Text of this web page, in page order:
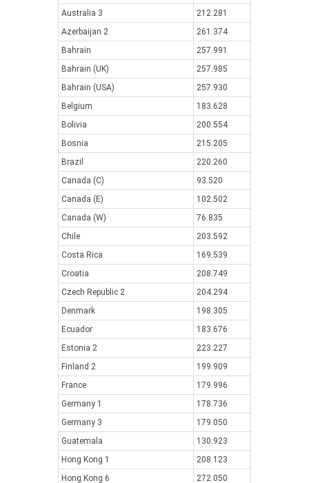
Australia 3
212.281
Azerbaijan 2
261.374
Bahrain
257.991
Bahrain (UK)
257.985
Bahrain (USA)
257.930
Belgium
183.628
Bolivia
200.554
Bosnia
215.205
Brazil
220.260
Canada (C)
93.520
Canada (E)
102.502
Canada (W)
76.835
Chile
203.592
Costa Rica
169.539
Croatia
208.749
Czech Republic 2
204.294
Denmark
198.305
Ecuador
183.676
Estonia 2
223.227
Finland 2
199.909
France
179.996
Germany 1
178.736
Germany 3
179.050
Guatemala
130.923
Hong Kong 1
208.123
Hong Kong 6
272.050